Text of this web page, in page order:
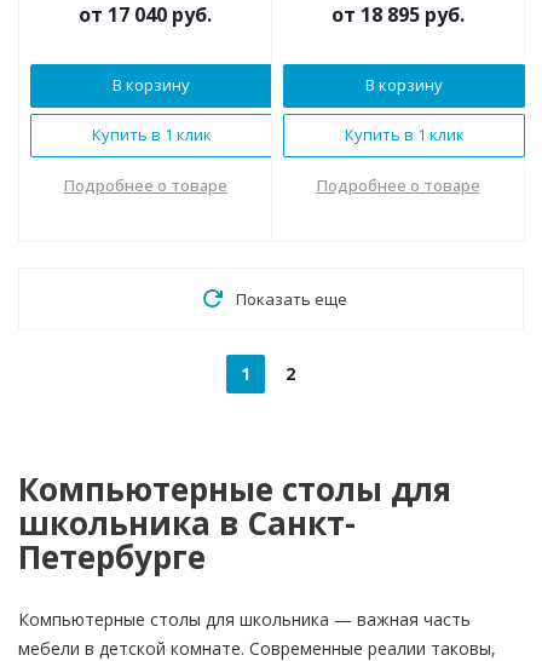
от 17 040 руб.
В корзину
Купить в 1 клик
Подробнее о товаре
от 18 895 руб.
В корзину
Купить в 1 клик
Подробнее о товаре
Показать еще
1 2
Компьютерные столы для
школьника в Санкт-
Петербурге
Компьютерные столы для школьника — важная часть
мебели в детской комнате. Современные реалии таковы,